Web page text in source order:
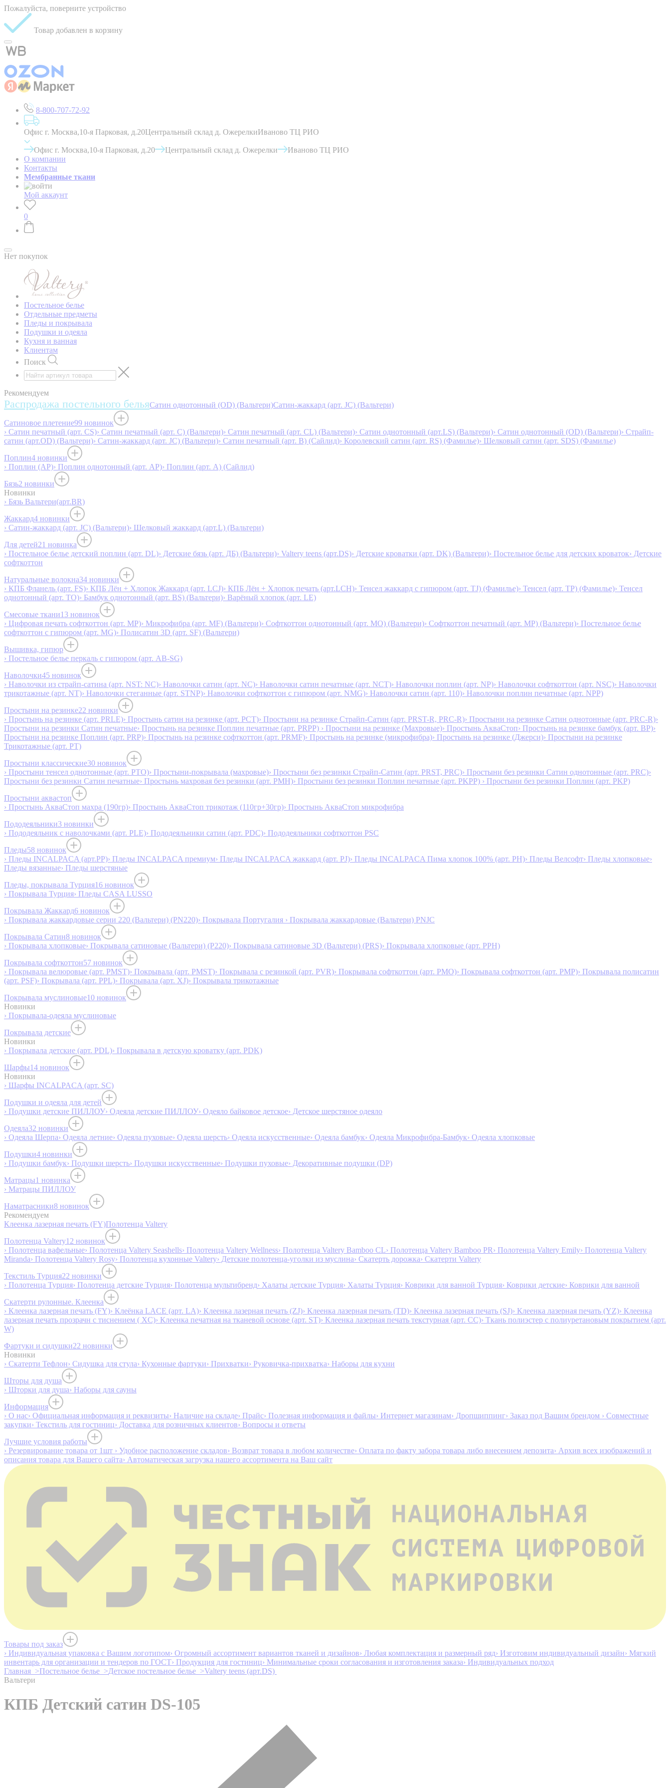
Пожалуйста, поверните устройство
Товар добавлен в корзину
8-800-707-72-92
Офис г. Москва,10-я Парковая, д.20Центральный склад д. ОжерелкиИваново ТЦ РИО
Офис г. Москва,10-я Парковая, д.20 Центральный склад д. Ожерелки
Иваново ТЦ РИО
О компании
Контакты
Мембранные ткани
Мой аккаунт
0
Нет покупок
Постельное белье
Отдельные предметы
Пледы и покрывала
Подушки и одеяла
Кухня и ванная
Клиентам
Поиск
Рекомендуем
Распродажа постельного бельяСатин однотонный (OD) (Вальтери)Сатин-жаккард (арт. JC) (Вальтери)
Сатиновое плетение99 новинок
› Сатин печатный (арт. СS)› Сатин печатный (арт. С) (Вальтери)› Сатин печатный (арт. СL) (Вальтери)› Сатин однотонный (арт.LS) (Вальтери)› Сатин однотонный (OD) (Вальтери)› Страйп-
сатин (арт.OD) (Вальтери)› Сатин-жаккард (арт. JC) (Вальтери)› Сатин печатный (арт. В) (Сайлид)› Королевский сатин (арт. RS) (Фамилье)› Шелковый сатин (арт. SDS) (Фамилье)
Поплин4 новинки
› Поплин (AP)› Поплин однотонный (арт. AP)› Поплин (арт. А) (Сайлид)
Бязь2 новинки
Новинки
› Бязь Вальтери(арт.BR)
Жаккард4 новинки
› Сатин-жаккард (арт. JC) (Вальтери)› Шелковый жаккард (арт.L) (Вальтери)
Для детей21 новинка
› Постельное белье детский поплин (арт. DL)› Детские бязь (арт. ДБ) (Вальтери)› Valtery teens (арт.DS)› Детские кроватки (арт. DK) (Вальтери)› Постельное белье для детских кроваток› Детские
софткоттон
Натуральные волокна34 новинки
› КПБ Фланель (арт. FS)› КПБ Лён + Хлопок Жаккард (арт. LCJ)› КПБ Лён + Хлопок печать (арт.LCH)› Тенсел жаккард с гипюром (арт. TJ) (Фамилье)› Тенсел (арт. ТР) (Фамилье)› Тенсел
однотонный (арт. TO)› Бамбук однотонный (арт. BS) (Вальтери)› Варёный хлопок (арт. LE)
Смесовые ткани13 новинок
› Цифровая печать софткоттон (арт. MP)› Микрофибра (арт. MF) (Вальтери)› Софткоттон однотонный (арт. MO) (Вальтери)› Софткоттон печатный (арт. MР) (Вальтери)› Постельное белье
софткоттон с гипюром (арт. MG)› Полисатин 3D (арт. SF) (Вальтери)
Вышивка, гипюр
› Постельное белье перкаль с гипюром (арт. AB-SG)
Наволочки45 новинок
› Наволочки из страйп-сатина (арт. NST: NC)› Наволочки сатин (арт. NC)› Наволочки сатин печатные (арт. NCT)› Наволочки поплин (арт. NP)› Наволочки софткоттон (арт. NSC)› Наволочки
трикотажные (арт. NT)› Наволочки стеганные (арт. STNP)› Наволочки софткоттон с гипюром (арт. NMG)› Наволочки сатин (арт. 110)› Наволочки поплин печатные (арт. NPP)
Простыни на резинке22 новинки
› Простынь на резинке (арт. PRLE)› Простынь сатин на резинке (арт. PCT)› Простыни на резинке Страйп-Сатин (арт. PRST-R, PRC-R)› Простыни на резинке Сатин однотонные (арт. PRC-R)›
Простыни на резинки Сатин печатные› Простынь на резинке Поплин печатные (арт. PRPP) › Простыни на резинке (Махровые)› Простынь АкваСтоп› Простынь на резинке бамбук (арт. BP)›
Простыни на резинке Поплин (арт. PRP)› Простынь на резинке софткоттон (арт. PRMF)› Простынь на резинке (микрофибра)› Простынь на резинке (Джерси)› Простыни на резинке
Трикотажные (арт. РТ)
Простыни классические30 новинок
› Простыни тенсел однотонные (арт. PTO)› Простыни-покрывала (махровые)› Простыни без резинки Страйп-Сатин (арт. PRST, PRC)› Простыни без резинки Сатин однотонные (арт. PRC)›
Простыни без резинки Сатин печатные› Простынь махровая без резинки (арт. PMH)› Простыни без резинки Поплин печатные (арт. PKPP) › Простыни без резинки Поплин (арт. PKP)
Простыни аквастоп
› Простынь АкваСтоп махра (190гр)› Простынь АкваСтоп трикотаж (110гр+30гр)› Простынь АкваСтоп микрофибра
Пододеяльники3 новинки
› Пододеяльник с наволочками (арт. PLE)› Пододеяльники сатин (арт. PDC)› Пододеяльники софткоттон PSC
Пледы58 новинок
› Пледы INCALPACA (арт.PP)› Пледы INCALPACA премиум› Пледы INCALPACA жаккард (арт. PJ)› Пледы INCALPACA Пима хлопок 100% (арт. PH)› Пледы Велсофт› Пледы хлопковые›
Пледы вязанные› Пледы шерстяные
Пледы, покрывала Турция16 новинок
› Покрывала Турция› Пледы CASA LUSSO
Покрывала Жаккард6 новинок
› Покрывала жаккардовые серии 220 (Вальтери) (PN220)› Покрывала Португалия › Покрывала жаккардовые (Вальтери) PNJC
Покрывала Сатин8 новинок
› Покрывала хлопковые› Покрывала сатиновые (Вальтери) (P220)› Покрывала сатиновые 3D (Вальтери) (PRS)› Покрывала хлопковые (арт. PPH)
Покрывала софткоттон57 новинок
› Покрывала велюровые (арт. PMST)› Покрывала (арт. PMST)› Покрывала с резинкой (арт. PVR)› Покрывала софткоттон (арт. PMO)› Покрывала софткоттон (арт. PMP)› Покрывала полисатин
(арт. PSF)› Покрывала (арт. PPL)› Покрывала (арт. XJ)› Покрывала трикотажные
Покрывала муслиновые10 новинок
Новинки
› Покрывала-одеяла муслиновые
Покрывала детские
Новинки
› Покрывала детские (арт. PDL)› Покрывала в детскую кроватку (арт. PDK)
Шарфы14 новинок
Новинки
› Шарфы INCALPACA (арт. SC)
Подушки и одеяла для детей
› Подушки детские ПИЛЛОУ› Одеяла детские ПИЛЛОУ› Одеяло байковое детское› Детское шерстяное одеяло
Одеяла32 новинки
› Одеяла Шерпа› Одеяла летние› Одеяла пуховые› Одеяла шерсть› Одеяла искусственные› Одеяла бамбук› Одеяла Микрофибра-Бамбук› Одеяла хлопковые
Подушки4 новинки
› Подушки бамбук› Подушки шерсть› Подушки искусственные› Подушки пуховые› Декоративные подушки (DP)
Матрацы1 новинка
› Матрацы ПИЛЛОУ
Наматрасники8 новинок
Рекомендуем
Клеенка лазерная печать (FY)Полотенца Valtery
Полотенца Valtery12 новинок
› Полотенца вафельные› Полотенца Valtery Seashells› Полотенца Valtery Wellness› Полотенца Valtery Bamboo CL› Полотенца Valtery Bamboo PR› Полотенца Valtery Emily› Полотенца Valtery
Miranda› Полотенца Valtery Rosy› Полотенца кухонные Valtery› Детские полотенца-уголки из муслина› Скатерть дорожка› Скатерти Valtery
Текстиль Турция22 новинки
› Полотенца Турция› Полотенца детские Турция› Полотенца мультибренд› Халаты детские Турция› Халаты Турция› Коврики для ванной Турция› Коврики детские› Коврики для ванной
Скатерти рулонные. Клеенка
› Клеенка лазерная печать (FY)› Клеёнка LACE (арт. LA)› Клеенка лазерная печать (ZJ)› Клеенка лазерная печать (TD)› Клеенка лазерная печать (SJ)› Клеенка лазерная печать (YZ)› Клеенка
лазерная печать прозрачн с тиснением ( XC)› Клеенка печатная на тканевой основе (арт. ST)› Клеенка лазерная печать текстурная (арт. CC)› Ткань полиэстер с полиуретановым покрытием (арт.
W)
Фартуки и сидушки22 новинки
Новинки
› Скатерти Тефлон› Сидушка для стула› Кухонные фартуки› Прихватки› Руковичка-прихватка› Наборы для кухни
Шторы для душа
› Шторки для душа› Наборы для сауны
Информация
› О нас› Официальная информация и реквизиты› Наличие на складе› Прайс› Полезная информация и файлы› Интернет магазинам› Дропшиппинг› Заказ под Вашим брендом › Совместные
закупки› Текстиль для гостиниц› Доставка для розничных клиентов› Вопросы и ответы
Лучшие условия работы
› Резервирование товара от 1шт › Удобное расположение складов› Возврат товара в любом количестве› Оплата по факту забора товара либо внесением депозита› Архив всех изображений и
описания товара для Вашего сайта› Автоматическая загрузка нашего ассортимента на Ваш сайт
Товары под заказ
› Индивидуальная упаковка с Вашим логотипом› Огромный ассортимент вариантов тканей и дизайнов› Любая комплектация и размерный ряд› Изготовим индивидуальный дизайн› Мягкий
инвентарь для организации и тендеров по ГОСТ› Продукция для гостиниц› Минимальные сроки согласования и изготовления заказа› Индивидуальных подход
Главная >Постельное белье >Детское постельное белье >Valtery teens (арт.DS)
Вальтери
КПБ Детский сатин DS-105